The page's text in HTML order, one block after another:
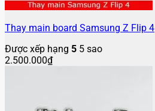
Thay main board Samsung Z Flip 4
Được xếp hạng 5 5 sao
2.500.000₫